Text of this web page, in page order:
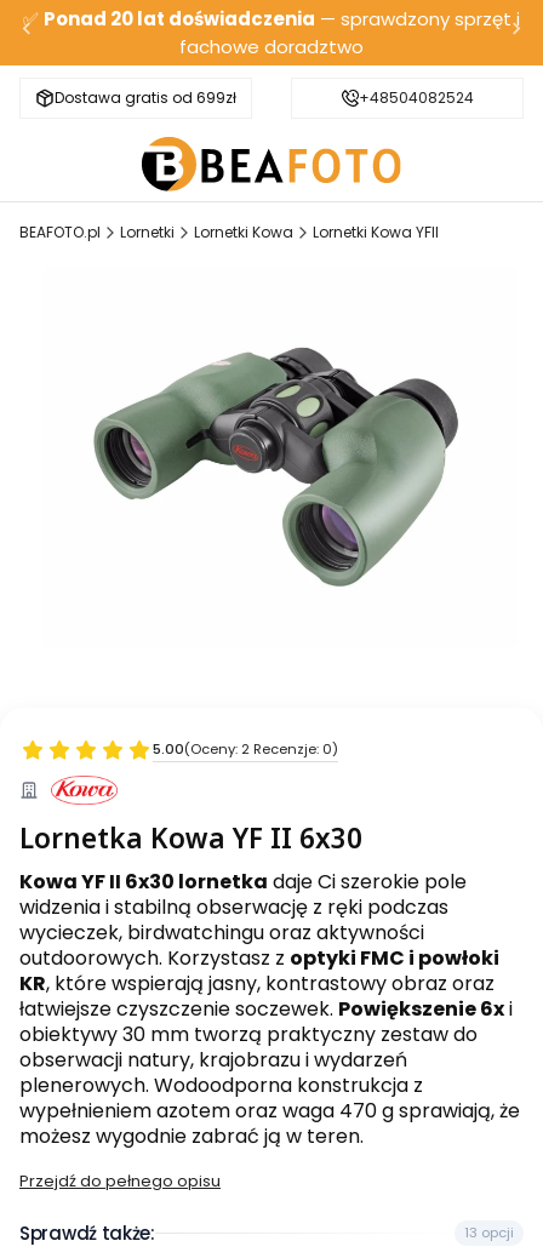
✅ Ponad 20 lat doświadczenia — sprawdzony sprzęt i
fachowe doradztwo
Dostawa gratis od 699zł Bezpieczna wysyłka
+48504082524
BEAFOTO.pl Lornetki Lornetki Kowa Lornetki Kowa YFII
5.00(Oceny: 2 Recenzje: 0)
Lornetka Kowa YF II 6x30
Kowa YF II 6x30 lornetka daje Ci szerokie pole
widzenia i stabilną obserwację z ręki podczas
wycieczek, birdwatchingu oraz aktywności
outdoorowych. Korzystasz z optyki FMC i powłoki
KR, które wspierają jasny, kontrastowy obraz oraz
łatwiejsze czyszczenie soczewek. Powiększenie 6xi
obiektywy 30 mm tworzą praktyczny zestaw do
obserwacji natury, krajobrazu i wydarzeń
plenerowych. Wodoodporna konstrukcja z
wypełnieniem azotem oraz waga 470 g sprawiają, że
możesz wygodnie zabrać ją w teren.
Przejdź do pełnego opisu
Sprawdź także: 13 opcji